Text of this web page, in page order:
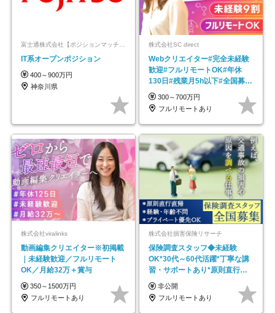
IT系オープンポジション
400～900万円
神奈川県
株式会社SC direct
Webクリエイター#完全未経験
歓迎#フルリモートOK#年休
130日#残業月5h以下#全国募集
#最大1年の研修
300～700万円
フルリモートあり
株式会社viralinks
動画編集クリエイター※初掲載
｜未経験歓迎／フルリモート
OK／月給32万＋賞与
350～1500万円
フルリモートあり
株式会社損害保険リサーチ
保険調査スタッフ◆未経験
OK*30代～60代活躍*丁寧な講
習・サポートあり*原則直行直
帰／全国募集・業務委託
非公開
フルリモートあり